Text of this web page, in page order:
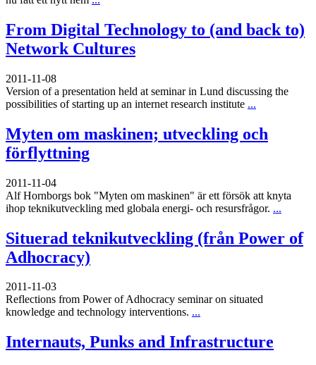
From Digital Technology to (and back to)
Network Cultures
2011-11-08
Version of a presentation held at seminar in Lund discussing the
possibilities of starting up an internet research institute ...
Myten om maskinen; utveckling och
förflyttning
2011-11-04
Alf Hornborgs bok "Myten om maskinen" är ett försök att knyta
ihop teknikutveckling med globala energi- och resursfrågor. ...
Situerad teknikutveckling (från Power of
Adhocracy)
2011-11-03
Reflections from Power of Adhocracy seminar on situated
knowledge and technology interventions. ...
Internauts, Punks and Infrastructure